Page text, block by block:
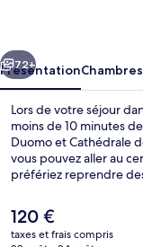
Suivant
72+
PrésentationChambres
Lors de votre séjour
moins de 10 minutes
Duomo et Cathédrale
vous pouvez aller au
préfériez reprendre
les autres petits
salon, une piscine
épicerie fine. Les
Le
prix
120 €
taxes et frais compris